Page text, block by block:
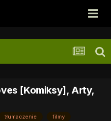
[Komiksy], Arty,
tłumaczenie
filmy